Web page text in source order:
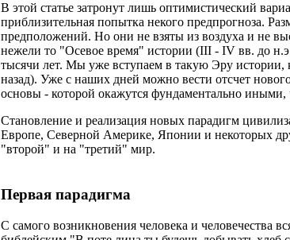
В этой статье затронут лишь оптимистический
приблизительная попытка некого предпрогноза.
предположений. Но они не взяты из воздуха и не
нежели то "Осевое время" истории (III - IV вв. до
тысячи лет. Мы уже вступаем в такую Эру истории,
назад). Уже с наших дней можно вести отсчет
основы - которой окажутся фундаментально
Становление и реализация новых парадигм
Европе, Северной Америке, Японии и некоторых
"второй" и на "третий" мир.
Первая парадигма
С самого возникновения человека и человечества